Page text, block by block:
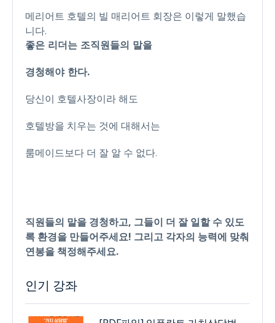
메리어트 호텔의 빌 매리어트 회장은 이렇게 말했습
니다.
좋은 리더는 조직원들의 말을
경청해야 한다.
당신이 호텔사장이라 해도
호텔방을 치우는 것에 대해서는
룸메이드보다 더 잘 알 수 없다.
직원들의 말을 경청하고, 그들이 더 잘 일할 수 있도
록 환경을 만들어주세요! 그리고 각자의 능력에 맞춰
연봉을 책정해주세요.
인기 강좌